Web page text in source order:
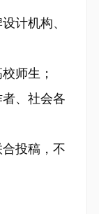
计机构、
师生；
、社会各
投稿，不